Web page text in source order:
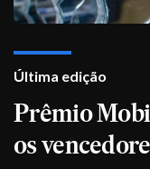
Última edição
Prêmio
os